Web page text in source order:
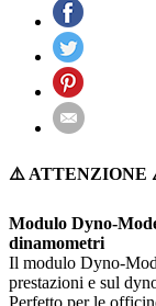
⚠️ ATTENZIONE
Modulo Dyno-
dinamometri
Il modulo Dyno-
prestazioni e sul
Perfetto per le